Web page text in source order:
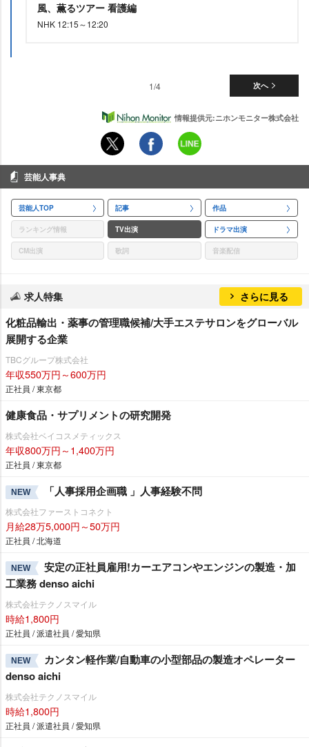
風、薫るツアー 看護編
NHK 12:15～12:20
次へ
1/4
情報提供元:ニホンモニター株式会社
芸能人事典
芸能人TOP 記事 作品
ランキング情報 TV出演 ドラマ出演
CM出演 歌詞 音楽配信
求人特集 さらに見る
化粧品輸出・薬事の管理職候補/大手エステサロンをグローバル
展開する企業
TBCグループ株式会社
年収550万円～600万円
正社員 / 東京都
健康食品・サプリメントの研究開発
株式会社ベイコスメティックス
年収800万円～1,400万円
正社員 / 東京都
NEW 「人事採用企画職 」人事経験不問
株式会社ファーストコネクト
月給28万5,000円～50万円
正社員 / 北海道
NEW
安定の正社員雇用!カーエアコンやエンジンの製造・加
工業務 denso aichi
株式会社テクノスマイル
時給1,800円
正社員 / 派遣社員 / 愛知県
NEW
カンタン軽作業/自動車の小型部品の製造オペレーター
denso aichi
株式会社テクノスマイル
時給1,800円
正社員 / 派遣社員 / 愛知県